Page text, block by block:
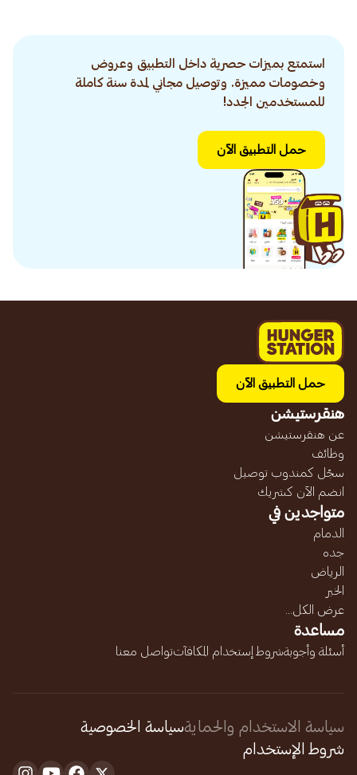
استمتع بميزات حصرية داخل التطبيق وعروض
وخصومات مميزة. وتوصيل مجاني لمدة سنة كاملة
للمستخدمين الجدد!
حمل التطبيق الآن
حمل التطبيق الآن
هنقرستيشن
عن هنقرستيشن
وظائف
سجّل كمندوب توصيل
انضم الآن كشريك
متواجدين في
الدمام
جده
الرياض
الخبر
عرض الكل...
مساعدة
أسئلة وأجوبةشروط إستخدام المكافآتتواصل معنا
سياسة الاستخدام والحمايةسياسة الخصوصية
شروط الإستخدام